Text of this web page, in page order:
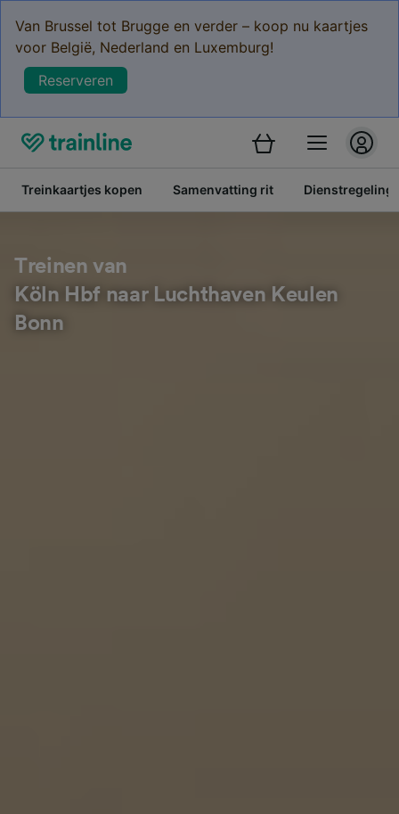
Van Brussel tot Brugge en verder – koop nu kaartjes
voor België, Nederland en Luxemburg!
Reserveren
Treinkaartjes kopen Samenvatting rit Dienstregeling
Treinen van
Köln Hbf naar Luchthaven Keulen
Bonn